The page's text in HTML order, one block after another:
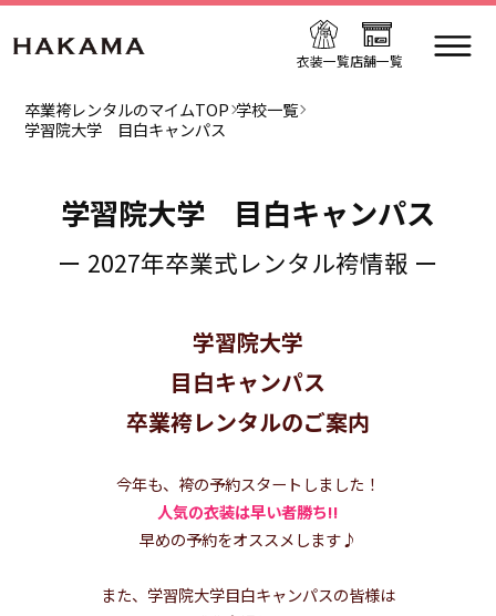
衣装一覧店舗一覧
卒業袴レンタルのマイムTOP 学校一覧
学習院大学 目白キャンパス
学習院大学 目白キャンパス
ー 2027年卒業式レンタル袴情報 ー
学習院大学
目白キャンパス
卒業袴レンタルのご案内
今年も、袴の予約スタートしました！
人気の衣装は早い者勝ち!!
早めの予約をオススメします♪
また、学習院大学目白キャンパスの皆様は